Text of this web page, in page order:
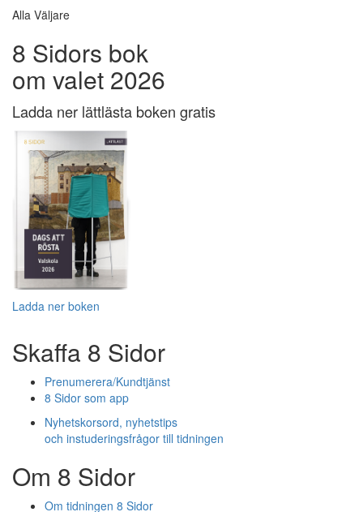
Alla Väljare
8 Sidors bok
om valet 2026
Ladda ner lättlästa boken gratis
Ladda ner boken
Skaffa 8 Sidor
Prenumerera/Kundtjänst
8 Sidor som app
Nyhetskorsord, nyhetstips
och instuderingsfrågor till tidningen
Om 8 Sidor
Om tidningen 8 Sidor